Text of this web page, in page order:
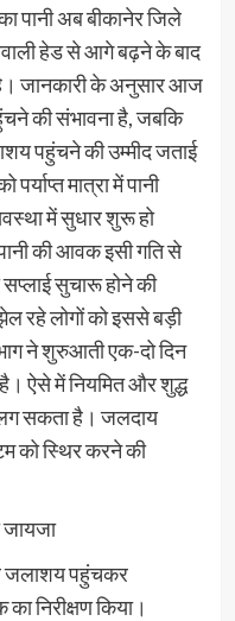
पानी अब बीकानेर जिले
हेड से आगे बढ़ने के बाद
जानकारी के अनुसार आज
की संभावना है, जबकि
पहुंचने की उम्मीद जताई
मात्रा में पानी
में सुधार शुरू हो
की आवक इसी गति से
सप्लाई सुचारू होने की
रहे लोगों को इससे बड़ी
ने शुरुआती एक-दो दिन
ऐसे में नियमित और शुद्ध
सकता है। जलदाय
को स्थिर करने की
जलाशय पहुंचकर
निरीक्षण किया।